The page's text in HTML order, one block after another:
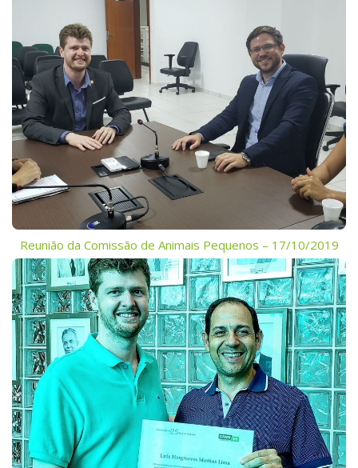
Reunião da Comissão de Animais Pequenos – 17/10/2019